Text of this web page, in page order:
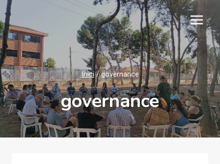
Vés
al
contingut
Inici / governance
governance